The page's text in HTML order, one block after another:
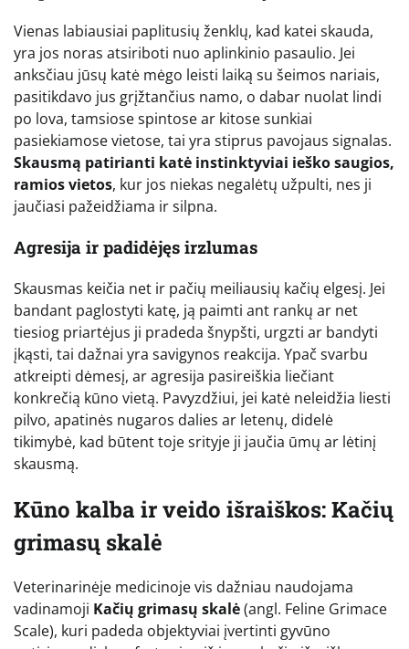
Vienas labiausiai paplitusių ženklų, kad katei skauda,
yra jos noras atsiriboti nuo aplinkinio pasaulio. Jei
anksčiau jūsų katė mėgo leisti laiką su šeimos nariais,
pasitikdavo jus grįžtančius namo, o dabar nuolat lindi
po lova, tamsiose spintose ar kitose sunkiai
pasiekiamose vietose, tai yra stiprus pavojaus signalas.
Skausmą patirianti katė instinktyviai ieško saugios,
ramios vietos, kur jos niekas negalėtų užpulti, nes ji
jaučiasi pažeidžiama ir silpna.
Agresija ir padidėjęs irzlumas
Skausmas keičia net ir pačių meiliausių kačių elgesį. Jei
bandant paglostyti katę, ją paimti ant rankų ar net
tiesiog priartėjus ji pradeda šnypšti, urgzti ar bandyti
įkąsti, tai dažnai yra savigynos reakcija. Ypač svarbu
atkreipti dėmesį, ar agresija pasireiškia liečiant
konkrečią kūno vietą. Pavyzdžiui, jei katė neleidžia liesti
pilvo, apatinės nugaros dalies ar letenų, didelė
tikimybė, kad būtent toje srityje ji jaučia ūmų ar lėtinį
skausmą.
Kūno kalba ir veido išraiškos: Kačių
grimasų skalė
Veterinarinėje medicinoje vis dažniau naudojama
vadinamoji Kačių grimasų skalė(angl. Feline Grimace
Scale), kuri padeda objektyviai įvertinti gyvūno